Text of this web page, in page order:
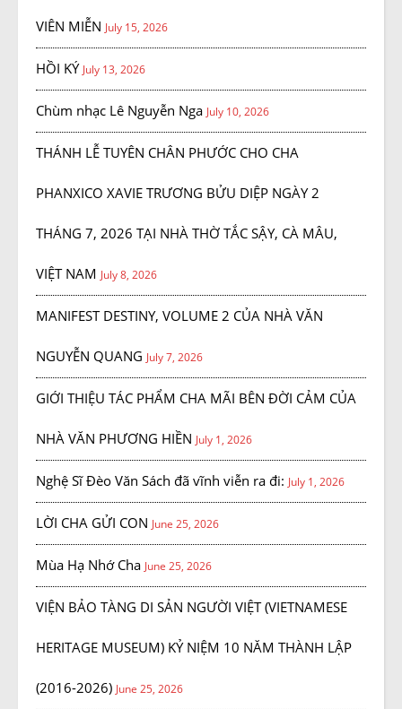
VIÊN MIỄN July 15, 2026
HỒI KÝ July 13, 2026
Chùm nhạc Lê Nguyễn Nga July 10, 2026
THÁNH LỄ TUYÊN CHÂN PHƯỚC CHO CHA
PHANXICO XAVIE TRƯƠNG BỬU DIỆP NGÀY 2
THÁNG 7, 2026 TẠI NHÀ THỜ TẮC SẬY, CÀ MÂU,
VIỆT NAM July 8, 2026
MANIFEST DESTINY, VOLUME 2 CỦA NHÀ VĂN
NGUYỄN QUANG July 7, 2026
GIỚI THIỆU TÁC PHẨM CHA MÃI BÊN ĐỜI CẢM CỦA
NHÀ VĂN PHƯƠNG HIỀN July 1, 2026
Nghệ Sĩ Đèo Văn Sách đã vĩnh viễn ra đi: July 1, 2026
LỜI CHA GỬI CON June 25, 2026
Mùa Hạ Nhớ Cha June 25, 2026
VIỆN BẢO TÀNG DI SẢN NGƯỜI VIỆT (VIETNAMESE
HERITAGE MUSEUM) KỶ NIỆM 10 NĂM THÀNH LẬP
(2016-2026) June 25, 2026